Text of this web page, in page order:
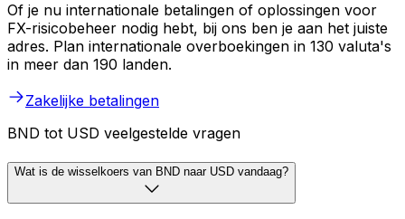
Of je nu internationale betalingen of oplossingen voor
FX-risicobeheer nodig hebt, bij ons ben je aan het juiste
adres. Plan internationale overboekingen in 130 valuta's
in meer dan 190 landen.
Zakelijke betalingen
BND tot USD veelgestelde vragen
Wat is de wisselkoers van BND naar USD vandaag?